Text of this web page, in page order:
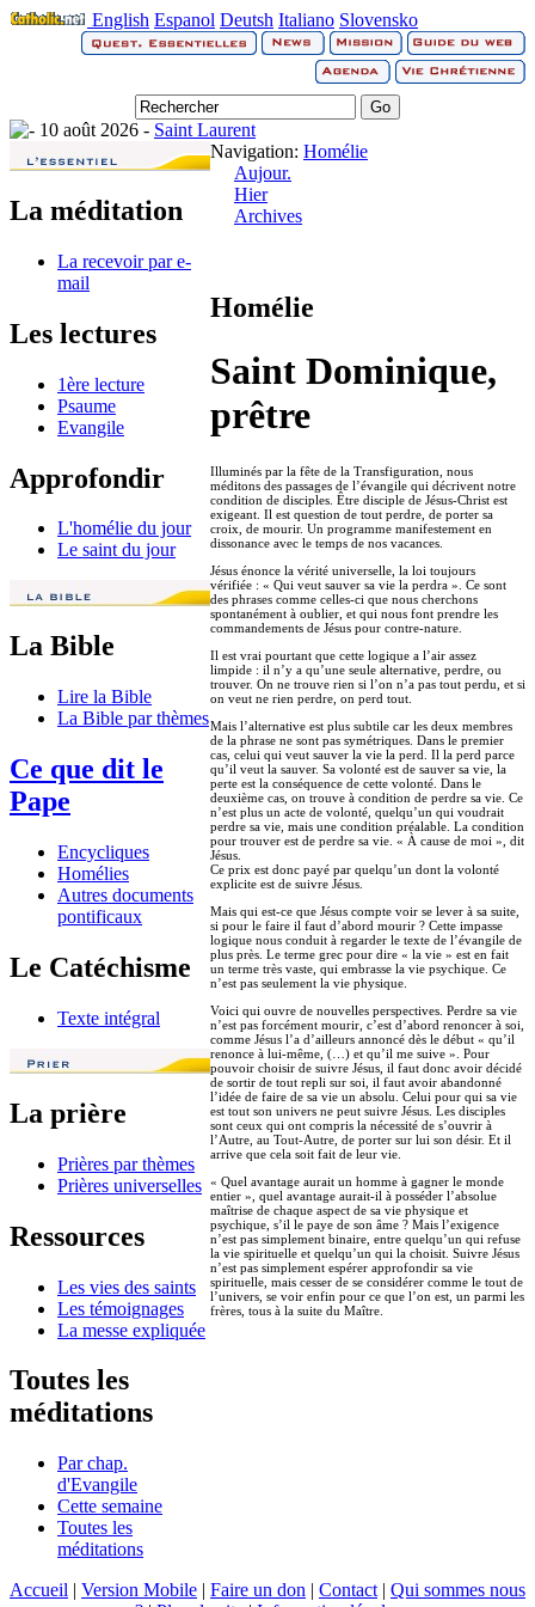
English Espanol Deutsh Italiano Slovensko
10 août 2026 - Saint Laurent
La méditation
La recevoir par e-
mail
Les lectures
1ère lecture
Psaume
Evangile
Approfondir
L'homélie du jour
Le saint du jour
La Bible
Lire la Bible
La Bible par thèmes
Ce que dit le
Pape
Encycliques
Homélies
Autres documents
pontificaux
Le Catéchisme
Texte intégral
La prière
Prières par thèmes
Prières universelles
Ressources
Les vies des saints
Les témoignages
La messe expliquée
Toutes les
méditations
Par chap.
d'Evangile
Cette semaine
Toutes les
méditations
Navigation: Homélie
Aujour.
Hier
Archives
Homélie
Saint Dominique,
prêtre
Illuminés par la fête de la Transfiguration, nous
méditons des passages de l’évangile qui décrivent notre
condition de disciples. Être disciple de Jésus-Christ est
exigeant. Il est question de tout perdre, de porter sa
croix, de mourir. Un programme manifestement en
dissonance avec le temps de nos vacances.
Jésus énonce la vérité universelle, la loi toujours
vérifiée : « Qui veut sauver sa vie la perdra ». Ce sont
des phrases comme celles-ci que nous cherchons
spontanément à oublier, et qui nous font prendre les
commandements de Jésus pour contre-nature.
Il est vrai pourtant que cette logique a l’air assez
limpide : il n’y a qu’une seule alternative, perdre, ou
trouver. On ne trouve rien si l’on n’a pas tout perdu, et si
on veut ne rien perdre, on perd tout.
Mais l’alternative est plus subtile car les deux membres
de la phrase ne sont pas symétriques. Dans le premier
cas, celui qui veut sauver la vie la perd. Il la perd parce
qu’il veut la sauver. Sa volonté est de sauver sa vie, la
perte est la conséquence de cette volonté. Dans le
deuxième cas, on trouve à condition de perdre sa vie. Ce
n’est plus un acte de volonté, quelqu’un qui voudrait
perdre sa vie, mais une condition préalable. La condition
pour trouver est de perdre sa vie. « À cause de moi », dit
Jésus.
Ce prix est donc payé par quelqu’un dont la volonté
explicite est de suivre Jésus.
Mais qui est-ce que Jésus compte voir se lever à sa suite,
si pour le faire il faut d’abord mourir ? Cette impasse
logique nous conduit à regarder le texte de l’évangile de
plus près. Le terme grec pour dire « la vie » est en fait
un terme très vaste, qui embrasse la vie psychique. Ce
n’est pas seulement la vie physique.
Voici qui ouvre de nouvelles perspectives. Perdre sa vie
n’est pas forcément mourir, c’est d’abord renoncer à soi,
comme Jésus l’a d’ailleurs annoncé dès le début « qu’il
renonce à lui-même, (…) et qu’il me suive ». Pour
pouvoir choisir de suivre Jésus, il faut donc avoir décidé
de sortir de tout repli sur soi, il faut avoir abandonné
l’idée de faire de sa vie un absolu. Celui pour qui sa vie
est tout son univers ne peut suivre Jésus. Les disciples
sont ceux qui ont compris la nécessité de s’ouvrir à
l’Autre, au Tout-Autre, de porter sur lui son désir. Et il
arrive que cela soit fait de leur vie.
« Quel avantage aurait un homme à gagner le monde
entier », quel avantage aurait-il à posséder l’absolue
maîtrise de chaque aspect de sa vie physique et
psychique, s’il le paye de son âme ? Mais l’exigence
n’est pas simplement binaire, entre quelqu’un qui refuse
la vie spirituelle et quelqu’un qui la choisit. Suivre Jésus
n’est pas simplement espérer approfondir sa vie
spirituelle, mais cesser de se considérer comme le tout de
l’univers, se voir enfin pour ce que l’on est, un parmi les
frères, tous à la suite du Maître.
Accueil | Version Mobile | Faire un don | Contact | Qui sommes nous